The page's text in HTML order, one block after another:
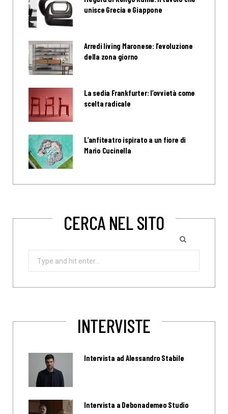
unisce Grecia e Giappone
Arredi living Maronese: l’evoluzione
della zona giorno
La sedia Frankfurter: l’ovvietà come
scelta radicale
L’anfiteatro ispirato a un fiore di
Mario Cucinella
CERCA NEL SITO
INTERVISTE
Intervista ad Alessandro Stabile
Intervista a Debonademeo Studio